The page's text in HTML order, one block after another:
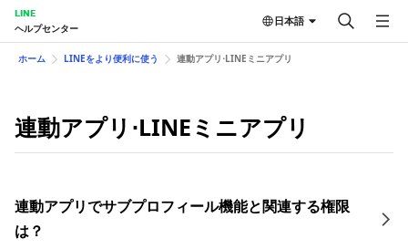
LINE
ヘルプセンター
日本語
ホーム LINEをより便利に使う 連動アプリ⋅LINEミニアプリ
連動アプリ⋅LINEミニアプリ
連動アプリでサブプロフィール機能と関連する権限
は？